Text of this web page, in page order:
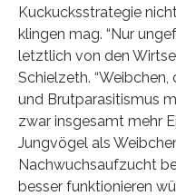
Kuckucksstrategie
klingen mag. “Nur
letztlich von den
Schielzeth.
und Brutparasitismus
zwar insgesamt mehr
Jungvögel als
Nachwuchsaufzucht
besser funktionieren